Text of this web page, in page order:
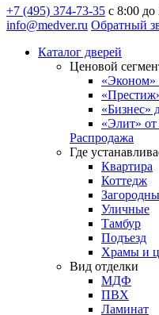
+7 (495) 374-73-35 с 8:00
info@medver.ru Обратный
Каталог дверей
Ценовой
«Эконом»
«Бизнес»
«Элит»
Распродажа
Где
Квартира
Коттедж
Уличные
Тамбур
Подъезд
Храмы и
Вид отделки
МДФ
ПВХ
Ламинат